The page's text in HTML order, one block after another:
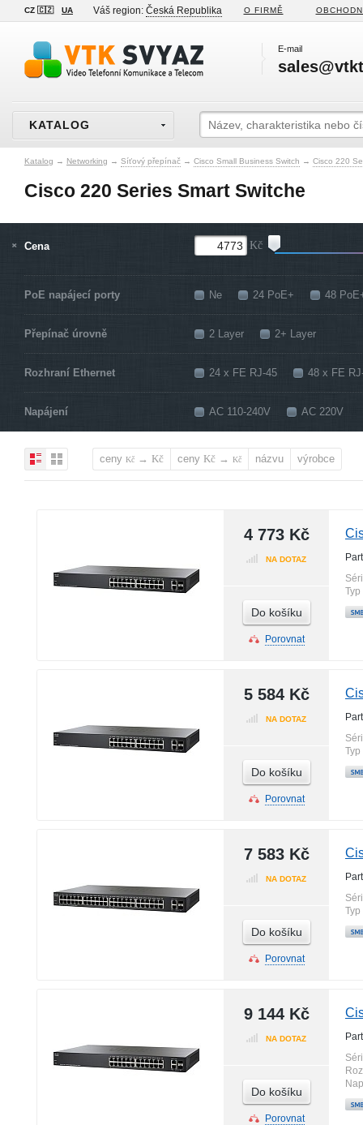
CZ 🇨🇿 UA Váš region: Česká Republika O FIRMĚ
E-mail
KATALOG
Katalog → Networking → Síťový přepínač → Cisco Small Business Switch → Cisco 220
Cisco 220 Series Smart Switche
Cena Kč
PoE napájecí porty Ne 24 PoE+ 48
Přepínač úrovně 2 Layer 2+ Layer
Rozhraní Ethernet 24 x FE RJ-45 48 x FE
Napájení AC 110-240V AC 220V
ceny Kč → Kč ceny Kč → Kč názvu výrobce
4 773 Kč
NA DOTAZ
Do košíku
Porovnat
5 584 Kč
NA DOTAZ
Do košíku
Porovnat
7 583 Kč
NA DOTAZ
Do košíku
Porovnat
9 144 Kč
NA DOTAZ
Do košíku
Porovnat